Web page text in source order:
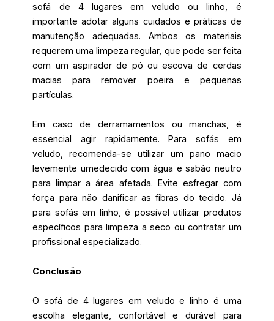
sofá de 4 lugares em veludo ou linho, é
importante adotar alguns cuidados e práticas de
manutenção adequadas. Ambos os materiais
requerem uma limpeza regular, que pode ser feita
com um aspirador de pó ou escova de cerdas
macias para remover poeira e pequenas
partículas.
Em caso de derramamentos ou manchas, é
essencial agir rapidamente. Para sofás em
veludo, recomenda-se utilizar um pano macio
levemente umedecido com água e sabão neutro
para limpar a área afetada. Evite esfregar com
força para não danificar as fibras do tecido. Já
para sofás em linho, é possível utilizar produtos
específicos para limpeza a seco ou contratar um
profissional especializado.
Conclusão
O sofá de 4 lugares em veludo e linho é uma
escolha elegante, confortável e durável para